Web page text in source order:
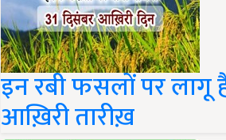
इन रबी फसलों पर लागू
आख़िरी तारीख़